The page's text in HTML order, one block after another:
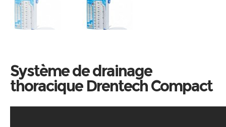
Système de drainage
thoracique Drentech Compact